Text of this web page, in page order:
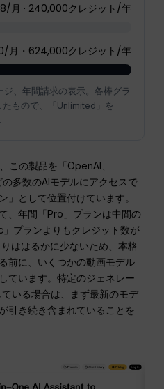
月 · 240,000クレジット/年
月・624,000クレジット/年
、年間請求の表示。各棒グラ
もので、「Unlimited」を
この製品を「OpenAI、
多数のAIモデルにアクセスで
」として位置付けています。
、年間「Pro」プランは中間の
プランよりもクレジット数が
ははるかに少ないため、本格
前に、いくつかの動画モデル
ています。特定のジェネレー
いる場合は、まず最新のモデ
引き続き含まれていることを